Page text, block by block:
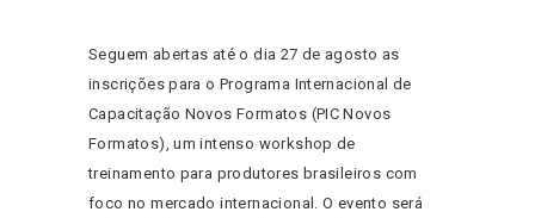
Seguem abertas até o dia 27 de agosto as
inscrições para o Programa Internacional de
Capacitação Novos Formatos (PIC Novos
Formatos), um intenso workshop de
treinamento para produtores brasileiros com
foco no mercado internacional. O evento será